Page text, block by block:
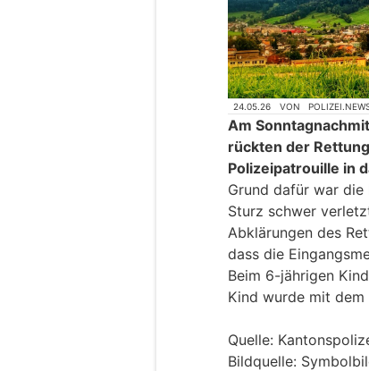
24.05.26 VON
Am
rückten der
Polizeipatrouille in
Grund dafür war die
Sturz schwer
Abklärungen des
dass die
Beim 6-jährigen
Kind wurde mit
Quelle:
Bildquelle: